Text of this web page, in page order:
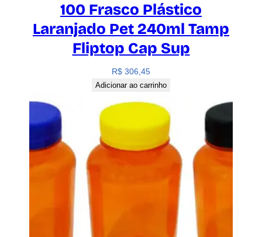
100 Frasco Plástico
Laranjado Pet 240ml Tamp
Fliptop Cap Sup
R$ 306,45
Adicionar ao carrinho